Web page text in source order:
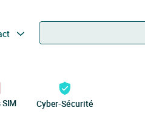
Cyber-Sécurité